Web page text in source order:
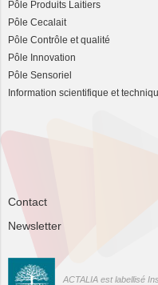
Pôle Produits Laitiers
Pôle Cecalait
Pôle Contrôle et qualité
Pôle Innovation
Pôle Sensoriel
Information scientifique et
Contact
Newsletter
ACTALIA est labellisé